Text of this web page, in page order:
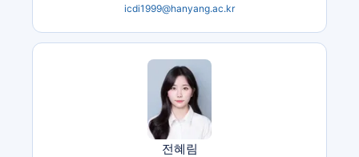
icdi1999@hanyang.ac.kr
전혜림